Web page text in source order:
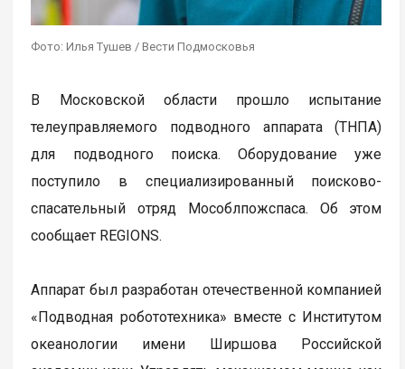
Фото: Илья Тушев / Вести Подмосковья
В Московской области прошло испытание
телеуправляемого подводного аппарата (ТНПА)
для подводного поиска. Оборудование уже
поступило в специализированный поисково-
спасательный отряд Мособлпожспаса. Об этом
сообщает REGIONS.
Аппарат был разработан отечественной компанией
«Подводная робототехника» вместе с Институтом
океанологии имени Ширшова Российской